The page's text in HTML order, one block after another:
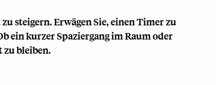
steigern. Erwägen Sie, einen Timer zu
ein kurzer Spaziergang im Raum oder
zu bleiben.